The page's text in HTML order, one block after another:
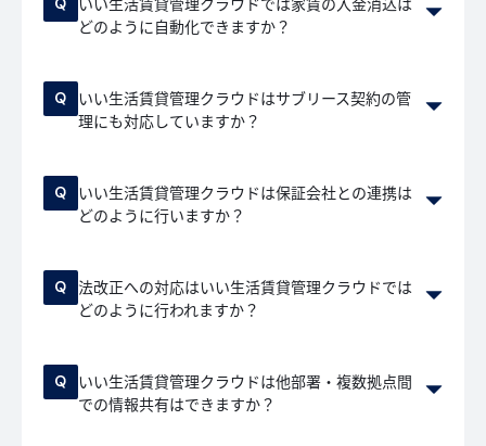
どのように自動化できますか？
いい生活賃貸管理クラウドはサブリース契約の管
理にも対応していますか？
いい生活賃貸管理クラウドは保証会社との連携は
どのように行いますか？
法改正への対応はいい生活賃貸管理クラウドでは
どのように行われますか？
いい生活賃貸管理クラウドは他部署・複数拠点間
での情報共有はできますか？